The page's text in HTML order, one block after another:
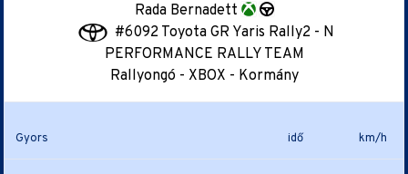
Rada Bernadett
#6092 Toyota GR Yaris Rally2 - N
PERFORMANCE RALLY TEAM
Rallyongó - XBOX - Kormány
Gyors idő km/h